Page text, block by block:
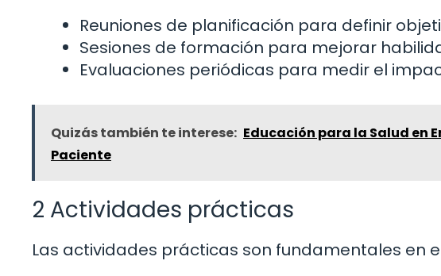
Reuniones de planificación para definir
Sesiones de formación para mejorar
Evaluaciones periódicas para medir el
Quizás también te interese: Educación para la Salud en
Paciente
2 Actividades prácticas
Las actividades prácticas son fundamentales en